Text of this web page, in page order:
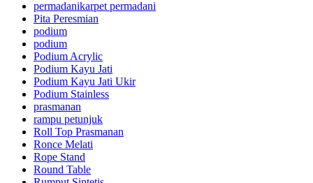
permadanikarpet permadani
Pita Peresmian
podium
podium
Podium Acrylic
Podium Kayu Jati
Podium Kayu Jati Ukir
Podium Stainless
prasmanan
rampu petunjuk
Roll Top Prasmanan
Ronce Melati
Rope Stand
Round Table